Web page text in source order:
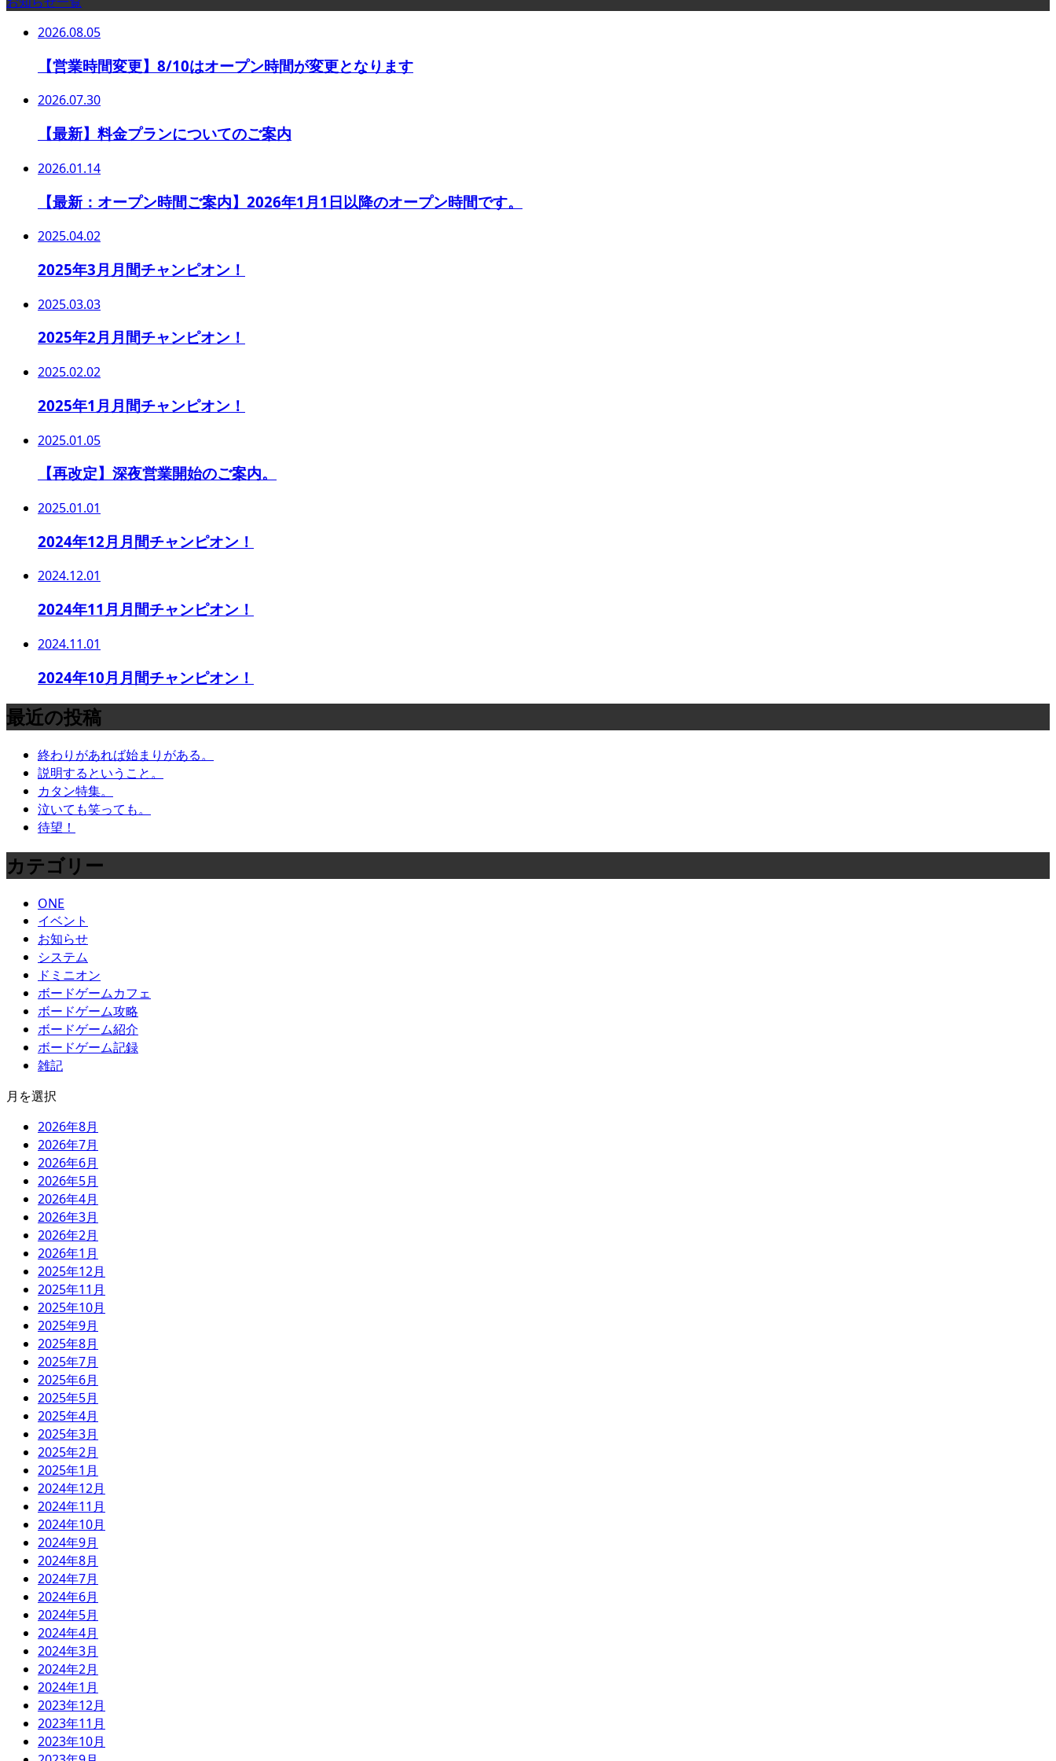
2026.08.05
【営業時間変更】8/10はオープン時間が変更となります
2026.07.30
【最新】料金プランについてのご案内
2026.01.14
【最新：オープン時間ご案内】2026年1月1日以降のオープン時間です。
2025.04.02
2025年3月月間チャンピオン！
2025.03.03
2025年2月月間チャンピオン！
2025.02.02
2025年1月月間チャンピオン！
2025.01.05
【再改定】深夜営業開始のご案内。
2025.01.01
2024年12月月間チャンピオン！
2024.12.01
2024年11月月間チャンピオン！
2024.11.01
2024年10月月間チャンピオン！
最近の投稿
終わりがあれば始まりがある。
説明するということ。
カタン特集。
泣いても笑っても。
待望！
カテゴリー
ONE
イベント
お知らせ
システム
ドミニオン
ボードゲームカフェ
ボードゲーム攻略
ボードゲーム紹介
ボードゲーム記録
雑記
月を選択
2026年8月
2026年7月
2026年6月
2026年5月
2026年4月
2026年3月
2026年2月
2026年1月
2025年12月
2025年11月
2025年10月
2025年9月
2025年8月
2025年7月
2025年6月
2025年5月
2025年4月
2025年3月
2025年2月
2025年1月
2024年12月
2024年11月
2024年10月
2024年9月
2024年8月
2024年7月
2024年6月
2024年5月
2024年4月
2024年3月
2024年2月
2024年1月
2023年12月
2023年11月
2023年10月